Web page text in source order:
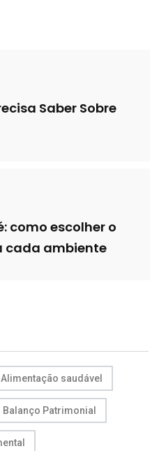
Saber Sobre
como escolher o
cada ambiente
Alimentação saudável
Balanço Patrimonial